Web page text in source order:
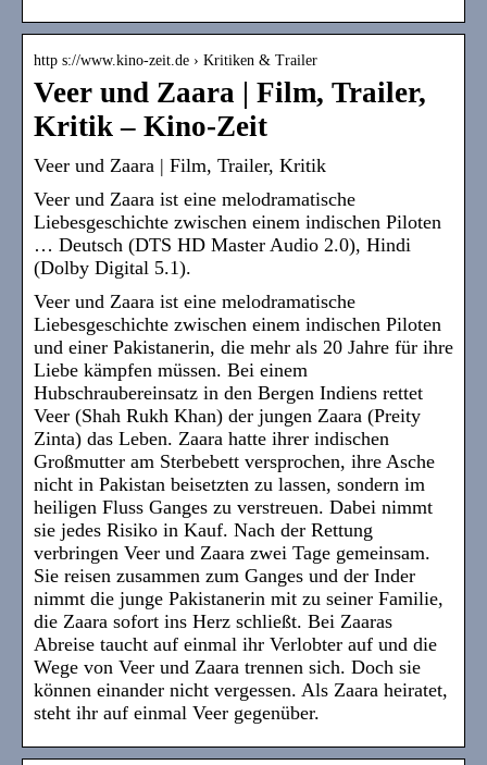
http s://www.kino-zeit.de › Kritiken & Trailer
Veer und Zaara | Film, Trailer,
Kritik – Kino-Zeit
Veer und Zaara | Film, Trailer, Kritik
Veer und Zaara ist eine melodramatische
Liebesgeschichte zwischen einem indischen Piloten
… Deutsch (DTS HD Master Audio 2.0), Hindi
(Dolby Digital 5.1).
Veer und Zaara ist eine melodramatische
Liebesgeschichte zwischen einem indischen Piloten
und einer Pakistanerin, die mehr als 20 Jahre für ihre
Liebe kämpfen müssen. Bei einem
Hubschraubereinsatz in den Bergen Indiens rettet
Veer (Shah Rukh Khan) der jungen Zaara (Preity
Zinta) das Leben. Zaara hatte ihrer indischen
Großmutter am Sterbebett versprochen, ihre Asche
nicht in Pakistan beisetzten zu lassen, sondern im
heiligen Fluss Ganges zu verstreuen. Dabei nimmt
sie jedes Risiko in Kauf. Nach der Rettung
verbringen Veer und Zaara zwei Tage gemeinsam.
Sie reisen zusammen zum Ganges und der Inder
nimmt die junge Pakistanerin mit zu seiner Familie,
die Zaara sofort ins Herz schließt. Bei Zaaras
Abreise taucht auf einmal ihr Verlobter auf und die
Wege von Veer und Zaara trennen sich. Doch sie
können einander nicht vergessen. Als Zaara heiratet,
steht ihr auf einmal Veer gegenüber.